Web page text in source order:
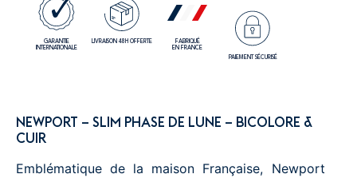
GARANTIE
INTERNATIONALE
LIVRAISON 48H OFFERTE
FABRIQUÉ
EN FRANCE
PAIEMENT SÉCURISÉ
NEWPORT – SLIM PHASE DE LUNE – BICOLORE &
CUIR
Emblématique de la maison Française, Newport